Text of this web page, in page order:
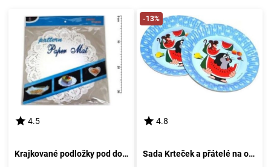
4.5
Krajkované podložky pod dort o průměru 29 cm, balení 8 kusů
-13%
4.8
Sada Krteček a přátelé na oslavu 6 kusů, průměr 18 cm